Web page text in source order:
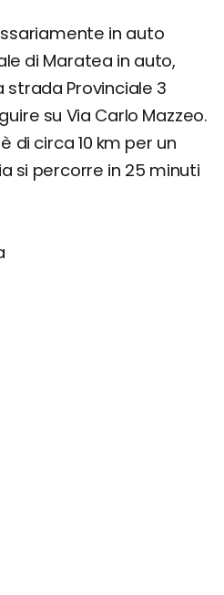
in auto
di Maratea in auto,
Provinciale 3
su Via Carlo Mazzeo.
di circa 10 km per un
si percorre in 25 minuti